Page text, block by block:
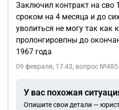
лица (директора) 3) сколько примерно будут
стоить услуги адвоката,
(общался с приставами,
вопросов, чтобы было все
не то)
Заключил контракт на сво
сроком на 4 месяца и до
уволиться не могу так как
пролонгировпны до
1967 года
09 февраля, 17:43, вопрос
У вас похожая
Опишите свои детали —